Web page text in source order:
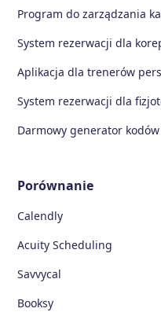
Program do zarządzania
System rezerwacji dla
Aplikacja dla trenerów
System rezerwacji dla
Darmowy generator
Porównanie
Calendly
Acuity Scheduling
Savvycal
Booksy